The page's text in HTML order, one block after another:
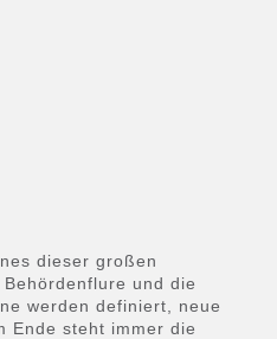
dieser großen
und die
werden definiert, neue
Ende steht immer die